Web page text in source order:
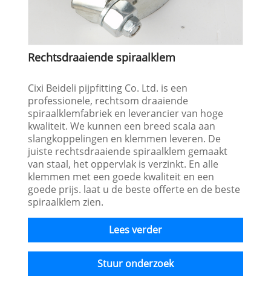
Rechtsdraaiende spiraalklem
Cixi Beideli pijpfitting Co. Ltd. is een
professionele, rechtsom draaiende
spiraalklemfabriek en leverancier van hoge
kwaliteit. We kunnen een breed scala aan
slangkoppelingen en klemmen leveren. De
juiste rechtsdraaiende spiraalklem gemaakt
van staal, het oppervlak is verzinkt. En alle
klemmen met een goede kwaliteit en een
goede prijs. laat u de beste offerte en de beste
spiraalklem zien.
Lees verder
Stuur onderzoek